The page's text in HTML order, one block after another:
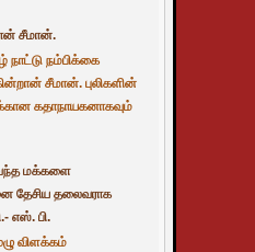
சீமான்.
நாட்டு நம்பிக்கை
சீமான். புலிகளின்
கதாநாயகனாகவும்
மக்களை
தேசிய தலைவராக
எஸ். பி.
விளக்கம்